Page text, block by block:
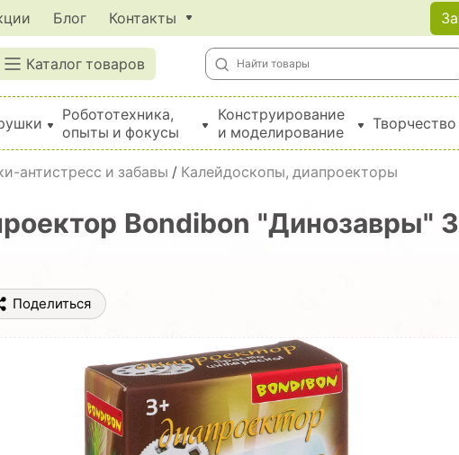
Блог Контакты
Каталог товаров
Робототехника,
опыты и фокусы
Конструирование
и моделирование
Творчество
антистресс и забавы / Калейдоскопы, диапроекторы
Bondibon "Динозавры"
Поделиться